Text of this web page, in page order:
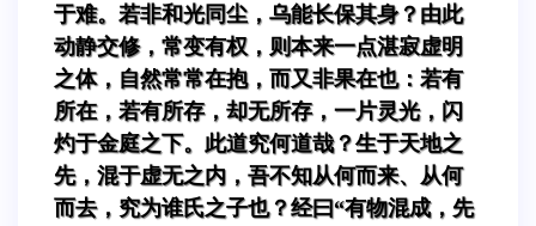
于难。若非和光同尘，乌能长保其身？由此
动静交修，常变有权，则本来一点湛寂虚明
之体，自然常常在抱，而又非果在也：若有
所在，若有所存，却无所存，一片灵光，闪
灼于金庭之下。此道究何道哉？生于天地之
先，混于虚无之内，吾不知从何而来、从何
而去，究为谁氏之子也？经曰“有物混成，先